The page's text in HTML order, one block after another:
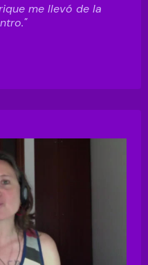
me llevó de la